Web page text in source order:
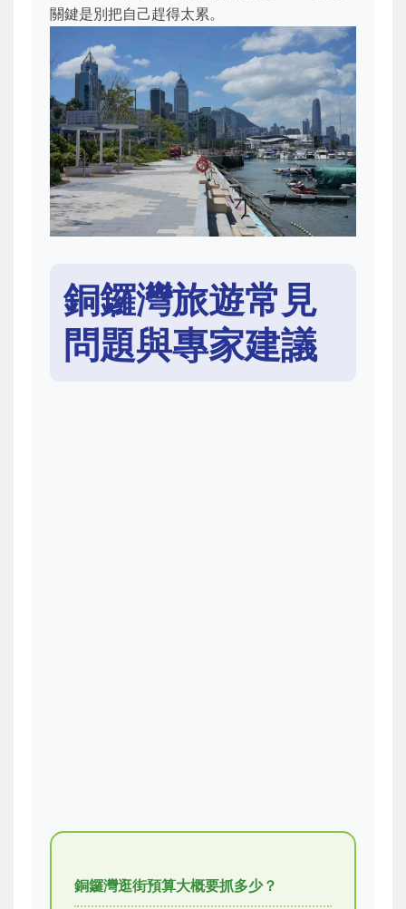
關鍵是別把自己趕得太累。
銅鑼灣旅遊常見
問題與專家建議
銅鑼灣逛街預算大概要抓多少？